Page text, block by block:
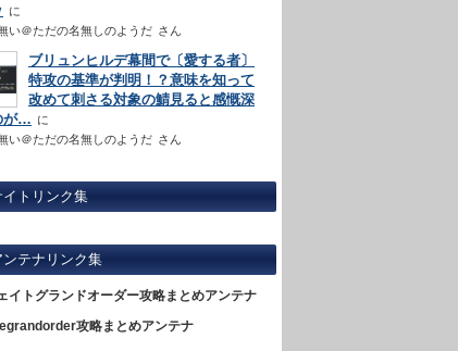
い＠ただの名無しのようだ さん
ブリュンヒルデ幕間で〔愛する者〕
特攻の基準が判明！？意味を知って
改めて刺さる対象の鯖見ると感慨深
が…
い＠ただの名無しのようだ さん
イトリンク集
ンテナリンク集
イトグランドオーダー攻略まとめアンテナ
攻略まとめアンテナ